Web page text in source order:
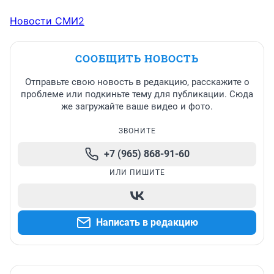
Новости СМИ2
СООБЩИТЬ НОВОСТЬ
Отправьте свою новость в редакцию, расскажите о
проблеме или подкиньте тему для публикации. Сюда
же загружайте ваше видео и фото.
ЗВОНИТЕ
+7 (965) 868-91-60
ИЛИ ПИШИТЕ
Написать в редакцию